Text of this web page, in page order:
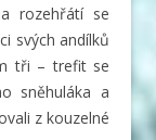
rozehřátí se
svých andílků
tři – trefit se
sněhuláka a
z kouzelné